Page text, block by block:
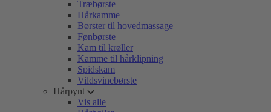
Træbørste
Hårkamme
Børster til hovedmassage
Fønbørste
Kam til krøller
Kamme til hårklipning
Spidskam
Vildsvinebørste
Hårpynt
Vis alle